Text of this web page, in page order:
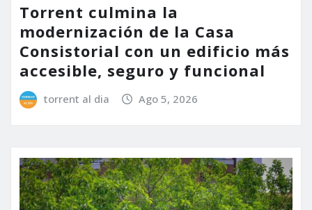
Torrent culmina la
modernización de la Casa
Consistorial con un edificio más
accesible, seguro y funcional
torrent al dia Ago 5, 2026